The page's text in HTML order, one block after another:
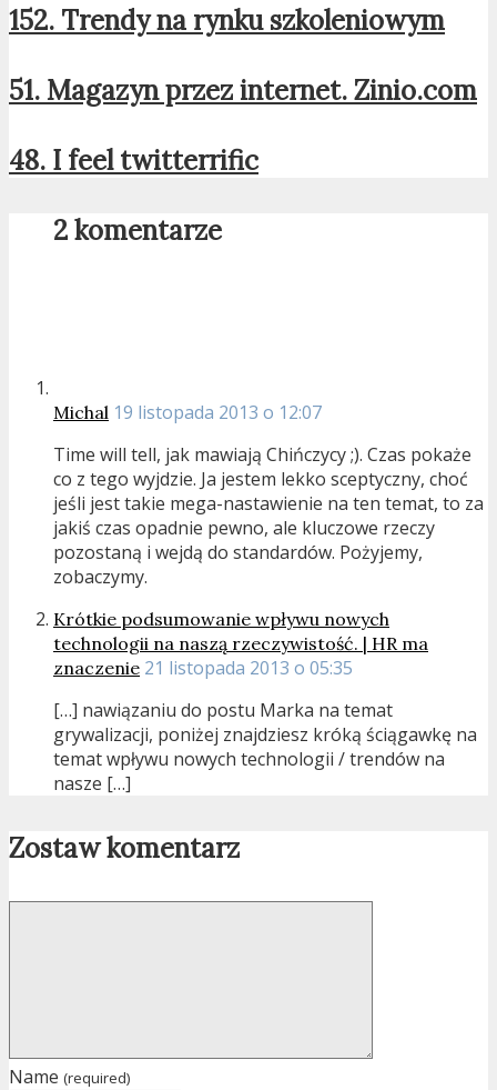
152. Trendy na rynku szkoleniowym
51. Magazyn przez internet. Zinio.com
48. I feel twitterrific
2 komentarze
Michal 19 listopada 2013 o 12:07
Time will tell, jak mawiają Chińczycy ;). Czas pokaże
co z tego wyjdzie. Ja jestem lekko sceptyczny, choć
jeśli jest takie mega-nastawienie na ten temat, to za
jakiś czas opadnie pewno, ale kluczowe rzeczy
pozostaną i wejdą do standardów. Pożyjemy,
zobaczymy.
Krótkie podsumowanie wpływu nowych
technologii na naszą rzeczywistość. | HR ma
znaczenie 21 listopada 2013 o 05:35
[…] nawiązaniu do postu Marka na temat
grywalizacji, poniżej znajdziesz króką ściągawkę na
temat wpływu nowych technologii / trendów na
nasze […]
Zostaw komentarz
Name (required)